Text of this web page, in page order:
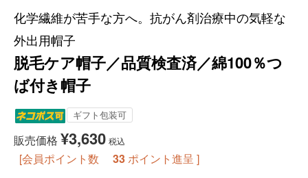
化学繊維が苦手な方へ。抗がん剤治療中の気軽な
外出用帽子
脱毛ケア帽子／品質検査済／綿100％つ
ば付き帽子
ギフト包装可
販売価格 ¥3,630 税込
[会員ポイント数 33ポイント進呈 ]